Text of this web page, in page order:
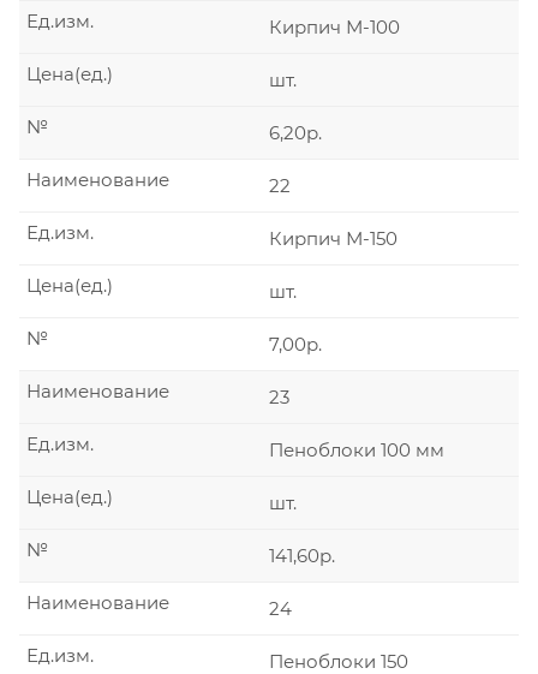
Кирпич М-100
Ед.изм.
шт.
Цена(ед.)
6,20р.
№
22
Наименование
Кирпич М-150
Ед.изм.
шт.
Цена(ед.)
7,00р.
№
23
Наименование
Пеноблоки 100 мм
Ед.изм.
шт.
Цена(ед.)
141,60р.
№
24
Наименование
Пеноблоки 150
Ед.изм.